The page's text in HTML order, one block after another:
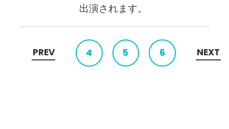
出演されます。
PREV NEXT
4 5 6